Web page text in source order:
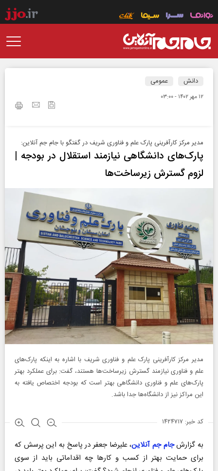
دانش عمومی
۱۲ مهر ۱۴۰۲ - ۰۳:۰۰
مدیر مرکز کارآفرینی پارک علم و فناوری شریف در گفتگو با جام جم آنلاین:
پارک‌های دانشگاهی نیازمند استقلال در بودجه |
لزوم گسترش زیرساخت‌ها
مدیر مرکز کارآفرینی پارک علم و فناوری شریف با اشاره به اینکه پارک‌های
علم و فناوری نیازمند گسترش زیرساخت‌ها هستند، گفت: برای عملکرد بهتر
پارک‌های علم و فناوری دانشگاهی بهتر است که بودجه اختصاص یافته به
این مراکز نیز از دانشگاه‌ها جدا باشد.
کد خبر: ۱۴۲۴۷۱۷
به گزارشجام جم آنلاین، علیرضا جعفر‌ در پاسخ به این پرسش که
برای حمایت بهتر از کسب و کارها چه اقداماتی باید از سوی